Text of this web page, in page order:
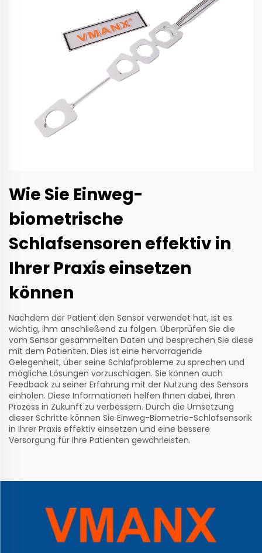
Wie Sie Einweg-
biometrische
Schlafsensoren effektiv in
Ihrer Praxis einsetzen
können
Nachdem der Patient den Sensor verwendet hat, ist es
wichtig, ihm anschließend zu folgen. Überprüfen Sie die
vom Sensor gesammelten Daten und besprechen Sie diese
mit dem Patienten. Dies ist eine hervorragende
Gelegenheit, über seine Schlafprobleme zu sprechen und
mögliche Lösungen vorzuschlagen. Sie können auch
Feedback zu seiner Erfahrung mit der Nutzung des Sensors
einholen. Diese Informationen helfen Ihnen dabei, Ihren
Prozess in Zukunft zu verbessern. Durch die Umsetzung
dieser Schritte können Sie Einweg-Biometrie-Schlafsensorik
in Ihrer Praxis effektiv einsetzen und eine bessere
Versorgung für Ihre Patienten gewährleisten.